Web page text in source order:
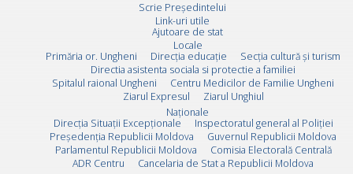
Scrie Preşedintelui
Link-uri utile
Ajutoare de stat
Locale
Primăria or. Ungheni
Direcția educație
Secția cultură și turism
Directia asistenta sociala si protectie a familiei
Spitalul raional Ungheni
Centru Medicilor de Familie Ungheni
Ziarul Expresul
Ziarul Unghiul
Naționale
Direcţia Situaţii Excepţionale
Inspectoratul general al Poliției
Preşedenţia Republicii Moldova
Guvernul Republicii Moldova
Parlamentul Republicii Moldova
Comisia Electorală Centrală
ADR Centru
Cancelaria de Stat a Republicii Moldova